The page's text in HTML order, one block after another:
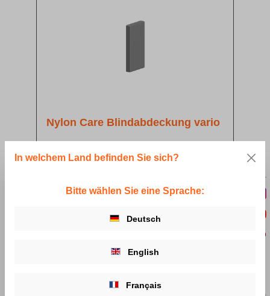
Nylon Care Blindabdeckung vario
In welchem Land befinden Sie sich?
Bitte wählen Sie eine Sprache:
Deutsch
English
Français